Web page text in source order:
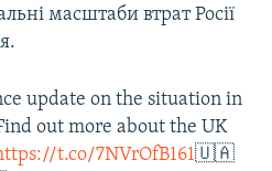
масштаби втрат Росії
update on the situation in
out more about the UK
t.co/7NVrOfB161🇺🇦